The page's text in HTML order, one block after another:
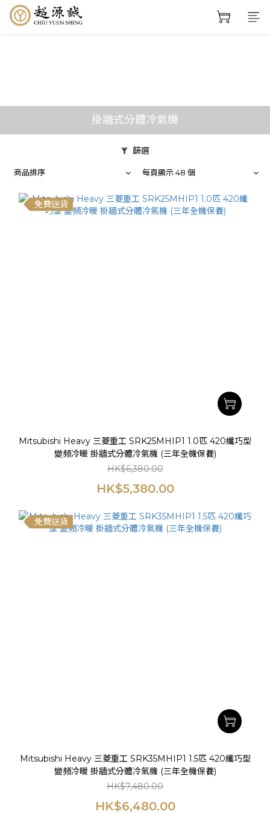
掛牆式分體冷氣機
篩選
商品排序 每頁顯示 48 個
免費送貨
Mitsubishi Heavy 三菱重工 SRK25MHIP1 1.0匹 420纖巧型
變頻冷暖 掛牆式分體冷氣機 (三年全機保養)
HK$6,380.00
HK$5,380.00
免費送貨
Mitsubishi Heavy 三菱重工 SRK35MHIP1 1.5匹 420纖巧型
變頻冷暖 掛牆式分體冷氣機 (三年全機保養)
HK$7,480.00
HK$6,480.00